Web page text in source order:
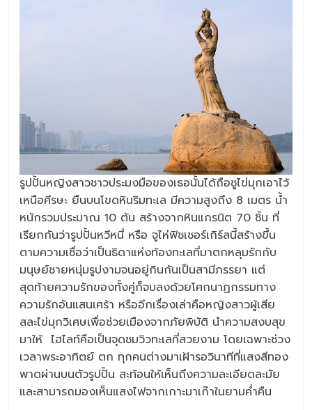
รูปปั้นหญิงสาวชาวประมงมือของเธอนั้นได้ถือชูไข่มุกเอาไว้
เหนือศีรษะ ยืนบนโขดหินริมทะเล มีความสูงถึง 8 เมตร น้ำ
หนักรวมประมาณ 10 ตัน สร้างจากหินแกรนิต 70 ชิ้น ที่
เรียกกันว่ารูปปั้นหวีหนี่ หรือ จูไห่ฟิชเชอร์เกิร์ลนี้สร้างขึ้น
ตามความเชื่อว่าเป็นธิดาแห่งท้องทะเลที่มาตกหลุมรักกับ
มนุษย์ชายหนุ่มรูปงามจนอยู่กินกันเป็นสามีภรรยา แต่
สุดท้ายความรักของทั้งคู่ก็จบลงด้วยโศกนาฏกรรมทาง
ความรักอันแสนเศร้า หรืออีกเรื่องเล่าคือหญิงสาวผู้เสีย
สละไข่มุกวิเศษเพื่อช่วยเมืองจากภัยพิบัติ นำความสงบสุข
มาให้ ไฮไลท์คือเป็นจุดชมวิวทะเลที่สวยงาม โดยเฉพาะช่วง
เวลาพระอาทิตย์ ตก ทุกคนต่างมาเฝ้ารอวินาทีที่แสงสีทอง
พาดผ่านบนตัวรูปปั้น สะท้อนให้เห็นถึงความละเอียดละมัย
และสามารถมองเห็นแสงไฟจากเกาะมาเก๊าในยามค่ำคืน